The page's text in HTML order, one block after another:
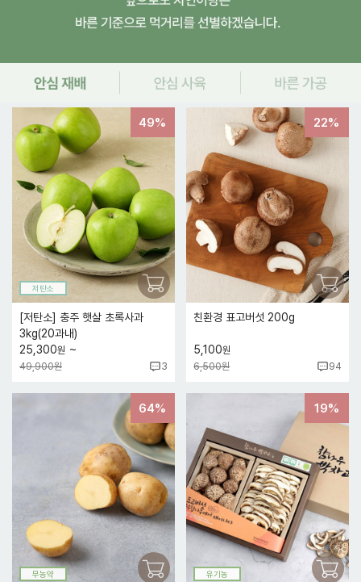
49%
저탄소
[저탄소] 충주 햇살 초록사과
3kg(20과내)
25,300원 ~
49,900원 3
22%
친환경 표고버섯 200g
5,100원
6,500원
94
64%
무농약
19%
유기농